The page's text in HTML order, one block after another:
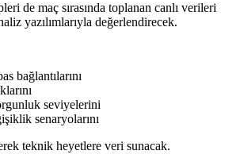
de maç sırasında toplanan canlı verileri
yazılımlarıyla değerlendirecek.
bağlantılarını
seviyelerini
senaryolarını
teknik heyetlere veri sunacak.